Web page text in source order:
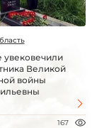
увековечили
Великой
войны
167